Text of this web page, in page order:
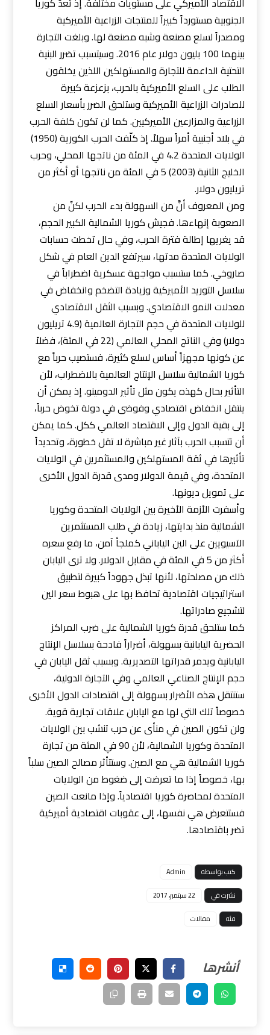
الجنوبية مستورداً كبيراً للمنتجات الزراعية الأميركية
ومصدراً لسلع مصنعة وشبه مصنعة لها. وبلغت التجارة
بينهما 100 بليون دولار عام 2016. وسيتسبب تضرر البنية
التحتية الداعمة للتجارة والمستهلكين اللذين يخلقون
الطلب على السلع الأميركية بالحرب، بزعزعة كبيرة
للصادرات الزراعية الأميركية وستلحق الضرر بأسعار السلع
الزراعية والمزارعين الأميركيين. كما لن تكون كلفة الحرب
في بلاد أجنبية أمراً سهلاً. إذ كلّفت الحرب الكورية (1950)
الولايات المتحدة 4.2 في المئة من ناتجها المحلي، وحرب
الخليج الثانية (2003) 5 في المئة من ناتجها أو أكثر من
تريليون دولار.
ومن المعروف أنَّ من السهولة بدء الحرب لكنّ من
الصعوبة إنهاءها. فجيش كوريا الشمالية الكبير الحجم،
قد يغريها إطالة فترة الحرب، وفي حال تخطت حسابات
الولايات المتحدة مدتها، سيرتفع الدين العام في شكل
صاروخي. كما ستسبب مواجهة عسكرية اضطراباً في
سلاسل التوريد الأميركية وزيادة التضخم وانخفاض في
معدلات النمو الاقتصادي. وبسبب الثقل الاقتصادي
للولايات المتحدة في حجم التجارة العالمية (4.9 تريليون
دولار) وفي الناتج المحلي العالمي (22 في المئة)، فضلاً
عن كونها مجهزاً أساس لسلع كثيرة، فستصيب حرباً مع
كوريا الشمالية سلاسل الإنتاج العالمية بالاضطراب، لأن
التأثير بحال كهذه يكون مثل تأثير الدومينو. إذ يمكن أن
ينتقل انخفاض اقتصادي وفوضى في دولة تخوض حرباً،
إلى بقية الدول وإلى الاقتصاد العالمي ككل. كما يمكن
أن تتسبب الحرب بآثار غير مباشرة لا تقل خطورة، وتحديداً
تأثيرها في ثقة المستهلكين والمستثمرين في الولايات
المتحدة، وفي قيمة الدولار ومدى قدرة الدول الأخرى
على تمويل ديونها.
وأسفرت الأزمة الأخيرة بين الولايات المتحدة وكوريا
الشمالية منذ بدايتها، زيادة في طلب المستثمرين
الآسيويين على الين الياباني كملجأ آمن، ما رفع سعره
أكثر من 5 في المئة في مقابل الدولار. ولا ترى اليابان
ذلك من مصلحتها، لأنها تبذل جهوداً كبيرة لتطبيق
استراتيجيات اقتصادية تحافظ بها على هبوط سعر الين
لتشجيع صادراتها.
كما ستلحق قدرة كوريا الشمالية على ضرب المراكز
الحضرية اليابانية بسهولة، أضراراً فادحة بسلاسل الإنتاج
اليابانية ويدمر قدراتها التصديرية. وبسبب ثقل اليابان في
حجم الإنتاج الصناعي العالمي وفي التجارة الدولية،
ستنتقل هذه الأضرار بسهولة إلى اقتصادات الدول الأخرى
خصوصاً تلك التي لها مع اليابان علاقات تجارية قوية.
ولن تكون الصين في منأى عن حرب تنشب بين الولايات
المتحدة وكوريا الشمالية، لأن 90 في المئة من تجارة
كوريا الشمالية هي مع الصين. وستتأثر مصالح الصين سلباً
بها، خصوصاً إذا ما تعرضت إلى ضغوط من الولايات
المتحدة لمحاصرة كوريا اقتصادياً. وإذا مانعت الصين
فستتعرض هي نفسها، إلى عقوبات اقتصادية أميركية
تضر باقتصادها.
كتب بواسطة
Admin
نشرت في
22 سبتمبر، 2017
فئة
مقالات